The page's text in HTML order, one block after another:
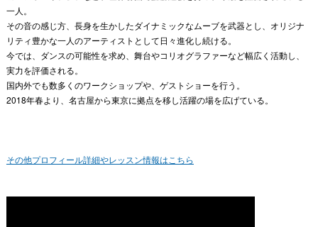
一人。
その音の感じ方、長身を生かしたダイナミックなムーブを武器とし、オリジナ
リティ豊かな一人のアーティストとして日々進化し続ける。
今では、ダンスの可能性を求め、舞台やコリオグラファーなど幅広く活動し、
実力を評価される。
国内外でも数多くのワークショップや、ゲストショーを行う。
2018年春より、名古屋から東京に拠点を移し活躍の場を広げている。
その他プロフィール詳細やレッスン情報はこちら